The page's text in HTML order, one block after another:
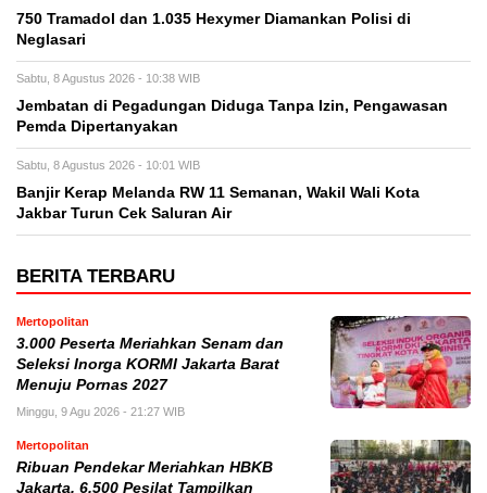
750 Tramadol dan 1.035 Hexymer Diamankan Polisi di
Neglasari
Sabtu, 8 Agustus 2026 - 10:38 WIB
Jembatan di Pegadungan Diduga Tanpa Izin, Pengawasan
Pemda Dipertanyakan
Sabtu, 8 Agustus 2026 - 10:01 WIB
Banjir Kerap Melanda RW 11 Semanan, Wakil Wali Kota
Jakbar Turun Cek Saluran Air
BERITA TERBARU
Mertopolitan
3.000 Peserta Meriahkan Senam dan
Seleksi Inorga KORMI Jakarta Barat
Menuju Pornas 2027
Minggu, 9 Agu 2026 - 21:27 WIB
Mertopolitan
Ribuan Pendekar Meriahkan HBKB
Jakarta, 6.500 Pesilat Tampilkan